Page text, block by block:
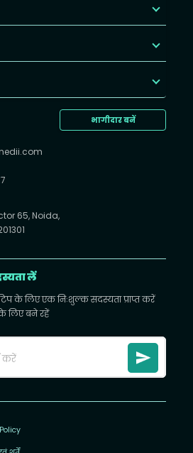
भागीदार बनें
65, Noida,
लें
के लिए एक निःशुल्क सदस्यता प्राप्त करें
लिए बने रहें